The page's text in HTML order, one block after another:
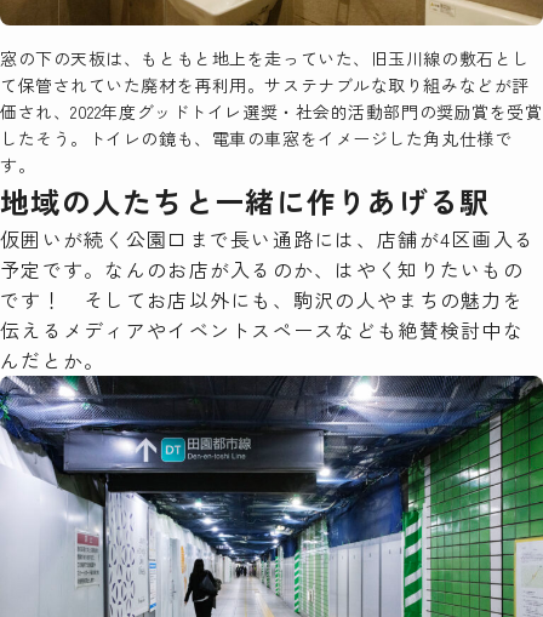
窓の下の天板は、もともと地上を走っていた、旧玉川線の敷石とし
て保管されていた廃材を再利用。サステナブルな取り組みなどが評
価され、2022年度グッドトイレ選奨・社会的活動部門の奨励賞を受賞
したそう。トイレの鏡も、電車の車窓をイメージした角丸仕様で
す。
地域の人たちと一緒に作りあげる駅
仮囲いが続く公園口まで長い通路には、店舗が4区画入る
予定です。なんのお店が入るのか、はやく知りたいもの
です！ そしてお店以外にも、駒沢の人やまちの魅力を
伝えるメディアやイベントスペースなども絶賛検討中な
んだとか。